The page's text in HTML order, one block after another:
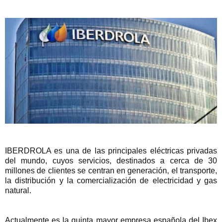
IBERDROLA es una de las principales eléctricas privadas
del mundo, cuyos servicios, destinados a cerca de 30
millones de clientes se centran en generación, el transporte,
la distribución y la comercialización de electricidad y gas
natural.
Actualmente es la quinta mayor empresa española del Ibex